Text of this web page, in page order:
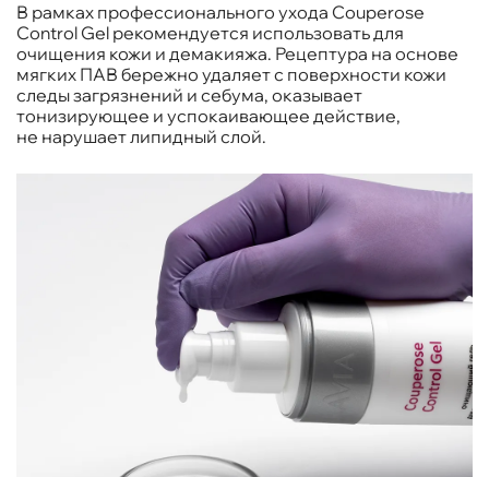
В рамках профессионального ухода Couperose
Control Gel рекомендуется использовать для
очищения кожи и демакияжа. Рецептура на основе
мягких ПАВ бережно удаляет с поверхности кожи
следы загрязнений и себума, оказывает
тонизирующее и успокаивающее действие,
не нарушает липидный слой.